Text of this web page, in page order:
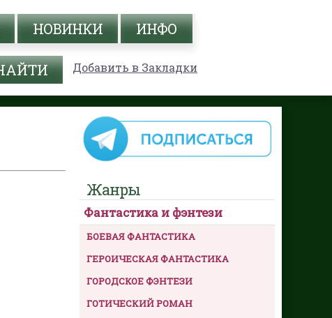
НОВИНКИ ИНФО
Добавить в Закладки
Жанры
Фантастика и фэнтези
БОЕВАЯ ФАНТАСТИКА
ГЕРОИЧЕСКАЯ ФАНТАСТИКА
ГОРОДСКОЕ ФЭНТЕЗИ
ГОТИЧЕСКИЙ РОМАН